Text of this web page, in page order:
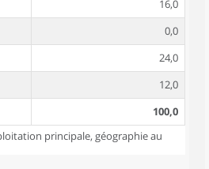
16,0
0,0
24,0
12,0
100,0
principale, géographie au